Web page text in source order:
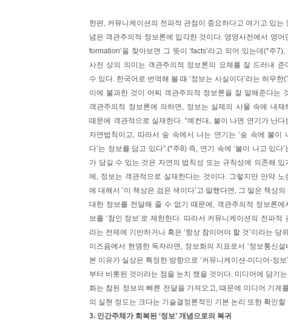
한편, 커뮤니케이션의 전파적 관점이 중요하다고 여기고 있는
념은 객관주의적 정보론에 입각한 것이다. 영영사전에서 영어
formation’을 찾아보면 그 뜻이 ‘facts’라고 되어 있는데(*주7),
사전 상의 의미는 객관주의적 정보론의 요체를 잘 드러내 준
수 있다. 한국어로 번역해 볼 때 ‘정보는 사실이다’라는 허무한
이에 불과한 것이 어찌 객관주의적 정보론을 잘 말해준다는
객관주의적 정보론에 의하면, 정보는 실제의 사물 속에 내재
때문에 객관적으로 실재한다. “예컨대, 불이 나면 연기가 난다
자연법칙이고, 따라서 숲 속에서 나는 연기는 ‘숲 속에 불이
다’는 정보를 담고 있다”.(*주8) 즉, 연기 속에 ‘불이 나고 있다’
가 담길 수 있는 것은 자연의 법칙성 또는 규칙성에 의존해 있
에, 정보는 객관적으로 실재한다는 것이다. 그렇지만 만약 노
에 대해서 ‘이 책상은 검은 색이다’고 말했다면, 그 말은 책상의
대한 정보를 전달해 줄 수 없기 때문에, 객관주의적 정보론에
보를 ‘참인 정보’로 제한한다. 따라서 커뮤니케이션의 전파적
라는 전제에 기반하거나 혹은 ‘항상 참이어야 할 것’이라는
이즈음에서 현명한 독자라면, 정보화의 지표로서 ‘정보통신
본 이유가 실상은 특정한 방향으로 ‘커뮤니케이션-미디어-정
부터 비롯된 것이라는 점을 눈치 챘을 것이다. 미디어에 담기
화는 참된 정보의 빠른 전달을 가져오고, 때문에 미디어 기계
의 실현 정도는 크다는 기술결정론적인 기본 논리 또한 확인할
3. 인간주체가 회복된 ‘정보’ 개념으로의 복귀